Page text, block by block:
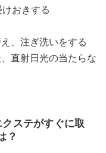
おきする
、注ぎ洗いをする
直射日光の当たらな
ステがすぐに取
？